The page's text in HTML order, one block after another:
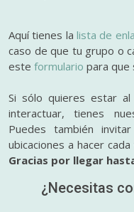
Aquí tienes lalista de
caso de que tu grupo o
este formulario para que
Si sólo quieres estar
interactuar, tienes
Puedes también
ubicaciones a hacer
Gracias por llegar
¿Necesitas